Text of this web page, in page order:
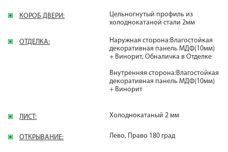
КОРОБ ДВЕРИ:
Цельногнутый профиль из
холоднокатаной стали 2мм
ОТДЕЛКА:
Наружная сторона:Влагостойкая
декоративная панель МДФ(10мм)
+ Винорит, Обналичка в Отделке
Внутренняя сторона:Влагостойкая
декоративная панель МДФ(10мм)
+ Винорит
ЛИСТ: Холоднокатаный 2 мм
ОТКРЫВАНИЕ: Лево, Право 180 град